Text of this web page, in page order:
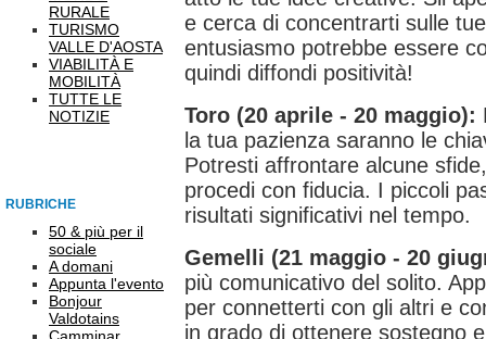
RURALE
TURISMO
VALLE D'AOSTA
VIABILITÀ E
MOBILITÀ
TUTTE LE
NOTIZIE
RUBRICHE
50 & più per il
sociale
A domani
Appunta l'evento
Bonjour
Valdotains
e cerca di concentrarti sulle
entusiasmo potrebbe essere
quindi diffondi positività!
Toro (20 aprile - 20 maggio):
la tua pazienza saranno le
Potresti affrontare alcune
procedi con fiducia. I piccoli
risultati significativi nel tempo.
Gemelli (21 maggio - 20
più comunicativo del solito.
per connetterti con gli altri e
in grado di ottenere sostegno